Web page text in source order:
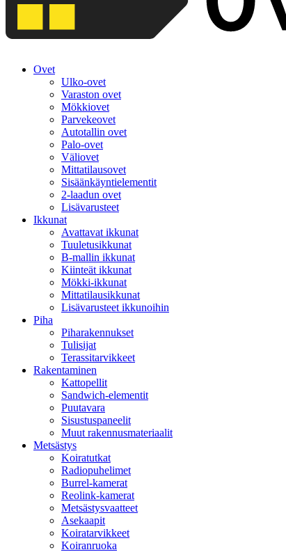
Ovet
Ulko-ovet
Varaston ovet
Mökkiovet
Parvekeovet
Autotallin ovet
Palo-ovet
Väliovet
Mittatilausovet
Sisäänkäyntielementit
2-laadun ovet
Lisävarusteet
Ikkunat
Avattavat ikkunat
Tuuletusikkunat
B-mallin ikkunat
Kiinteät ikkunat
Mökki-ikkunat
Mittatilausikkunat
Lisävarusteet ikkunoihin
Piha
Piharakennukset
Tulisijat
Terassitarvikkeet
Rakentaminen
Kattopellit
Sandwich-elementit
Puutavara
Sisustuspaneelit
Muut rakennusmateriaalit
Metsästys
Koiratutkat
Radiopuhelimet
Burrel-kamerat
Reolink-kamerat
Metsästysvaatteet
Asekaapit
Koiratarvikkeet
Koiranruoka